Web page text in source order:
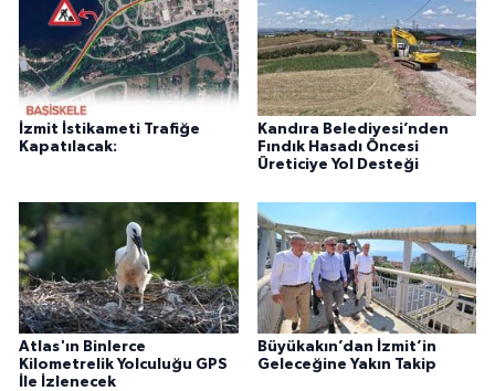
İzmit İstikameti Trafiğe
Kapatılacak:
Kandıra Belediyesi’nden
Fındık Hasadı Öncesi
Üreticiye Yol Desteği
Atlas'ın Binlerce
Kilometrelik Yolculuğu GPS
İle İzlenecek
Büyükakın’dan İzmit’in
Geleceğine Yakın Takip